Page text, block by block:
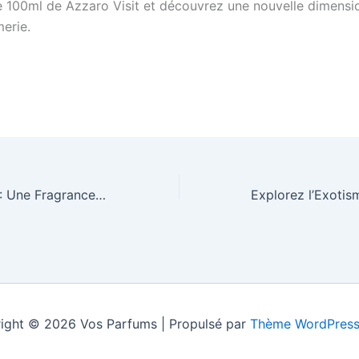
100ml de Azzaro Visit et découvrez une nouvelle
Kerosene Follow : Une Fragrance Incontournable
© 2026 Vos Parfums | Propulsé par Thème